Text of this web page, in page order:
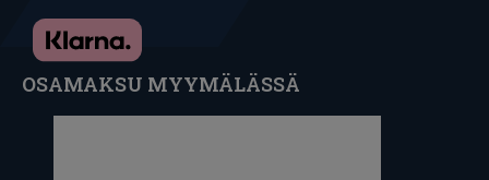
OSAMAKSU MYYMÄLÄSSÄ